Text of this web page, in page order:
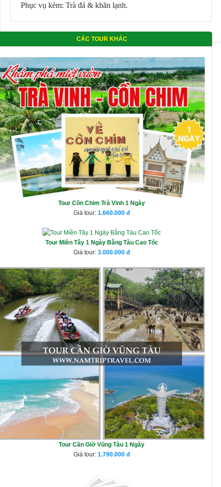
Phục vụ kèm: Trà đá & khăn lạnh.
CÁC TOUR KHÁC
Tour Cồn Chim Trà Vinh 1 Ngày
Giá tour: 1.660.000
Tour Miền Tây 1 Ngày Bằng Tàu Cao Tốc
Giá tour: 3.000.000
Tour Cần Giờ Vũng Tàu 1 Ngày
Giá tour: 1.790.000